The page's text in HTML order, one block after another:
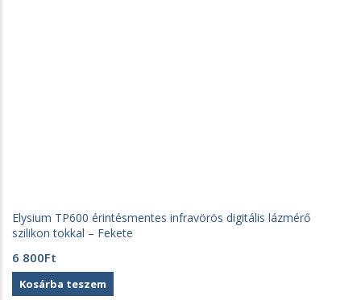
Elysium TP600 érintésmentes infravörös digitális lázmérő
szilikon tokkal – Fekete
6 800Ft
Kosárba teszem